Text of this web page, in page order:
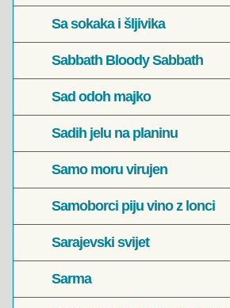
Sa sokaka i šljivika
Sabbath Bloody Sabbath
Sad odoh majko
Sadih jelu na planinu
Samo moru virujen
Samoborci piju vino z lonci
Sarajevski svijet
Sarma